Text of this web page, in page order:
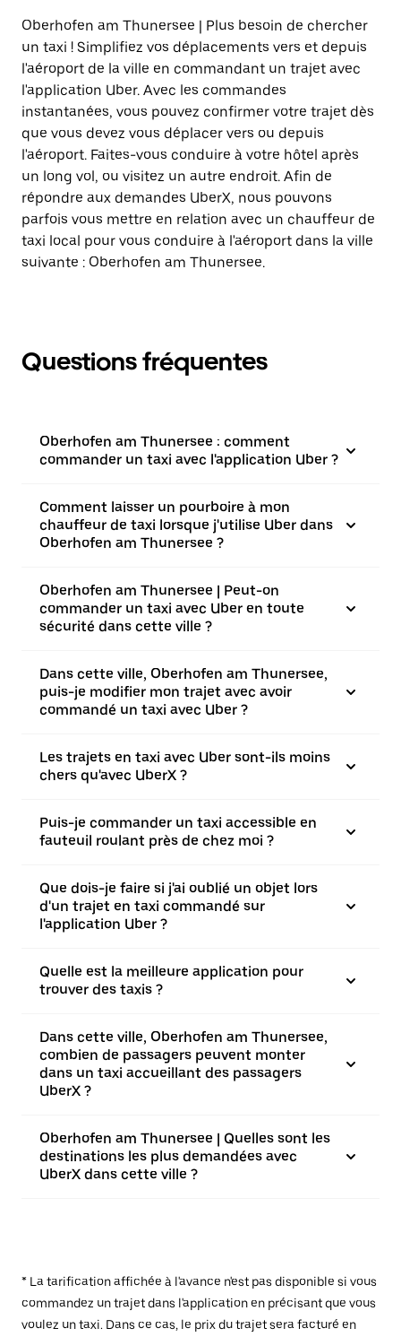
Oberhofen am Thunersee | Plus besoin de chercher
un taxi ! Simplifiez vos déplacements vers et depuis
l'aéroport de la ville en commandant un trajet avec
l'application Uber. Avec les commandes
instantanées, vous pouvez confirmer votre trajet dès
que vous devez vous déplacer vers ou depuis
l'aéroport. Faites-vous conduire à votre hôtel après
un long vol, ou visitez un autre endroit. Afin de
répondre aux demandes UberX, nous pouvons
parfois vous mettre en relation avec un chauffeur de
taxi local pour vous conduire à l'aéroport dans la ville
suivante : Oberhofen am Thunersee.
Questions fréquentes
Oberhofen am Thunersee : comment
commander un taxi avec l'application Uber ?
Comment laisser un pourboire à mon
chauffeur de taxi lorsque j'utilise Uber dans
Oberhofen am Thunersee ?
Oberhofen am Thunersee | Peut-on
commander un taxi avec Uber en toute
sécurité dans cette ville ?
Dans cette ville, Oberhofen am Thunersee,
puis-je modifier mon trajet avec avoir
commandé un taxi avec Uber ?
Les trajets en taxi avec Uber sont-ils moins
chers qu'avec UberX ?
Puis-je commander un taxi accessible en
fauteuil roulant près de chez moi ?
Que dois-je faire si j'ai oublié un objet lors
d'un trajet en taxi commandé sur
l'application Uber ?
Quelle est la meilleure application pour
trouver des taxis ?
Dans cette ville, Oberhofen am Thunersee,
combien de passagers peuvent monter
dans un taxi accueillant des passagers
UberX ?
Oberhofen am Thunersee | Quelles sont les
destinations les plus demandées avec
UberX dans cette ville ?
* La tarification affichée à l'avance n'est pas disponible si vous
commandez un trajet dans l'application en précisant que vous
voulez un taxi. Dans ce cas, le prix du trajet sera facturé en